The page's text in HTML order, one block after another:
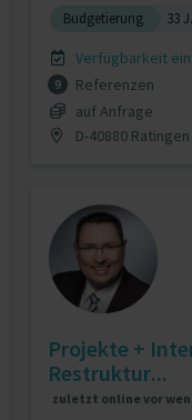
Budgetierung
33 J.
Verfügbarkeit
9
Referenzen
auf Anfrage
D-40880 Ratingen
Projekte +
Restruktur...
zuletzt online vor